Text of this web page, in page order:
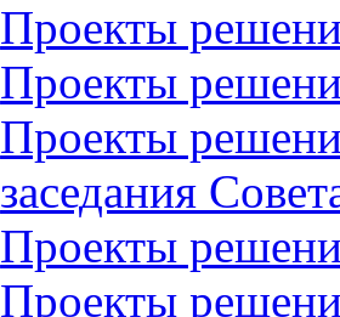
Проекты
Проекты
Проекты
заседания
Проекты
Проекты